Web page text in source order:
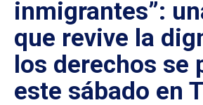
inmigrantes”:
que revive la
los derechos se
este sábado en